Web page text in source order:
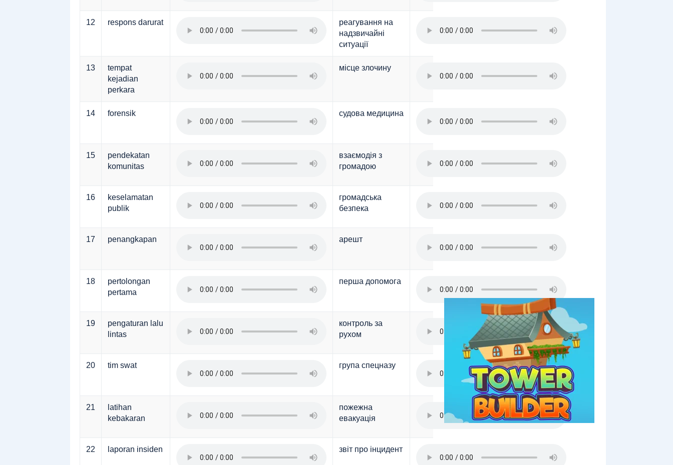
12 respons darurat
реагування на
надзвичайні
ситуації
13
tempat
kejadian
perkara
місце злочину
14 forensik судова медицина
15
pendekatan
komunitas
взаємодія з
громадою
16
keselamatan
publik
громадська
безпека
17 penangkapan арешт
18
pertolongan
pertama
перша допомога
19
pengaturan lalu
lintas
контроль за
рухом
20 tim swat група спецназу
21
latihan
kebakaran
пожежна
евакуація
22 laporan insiden звіт про інцидент